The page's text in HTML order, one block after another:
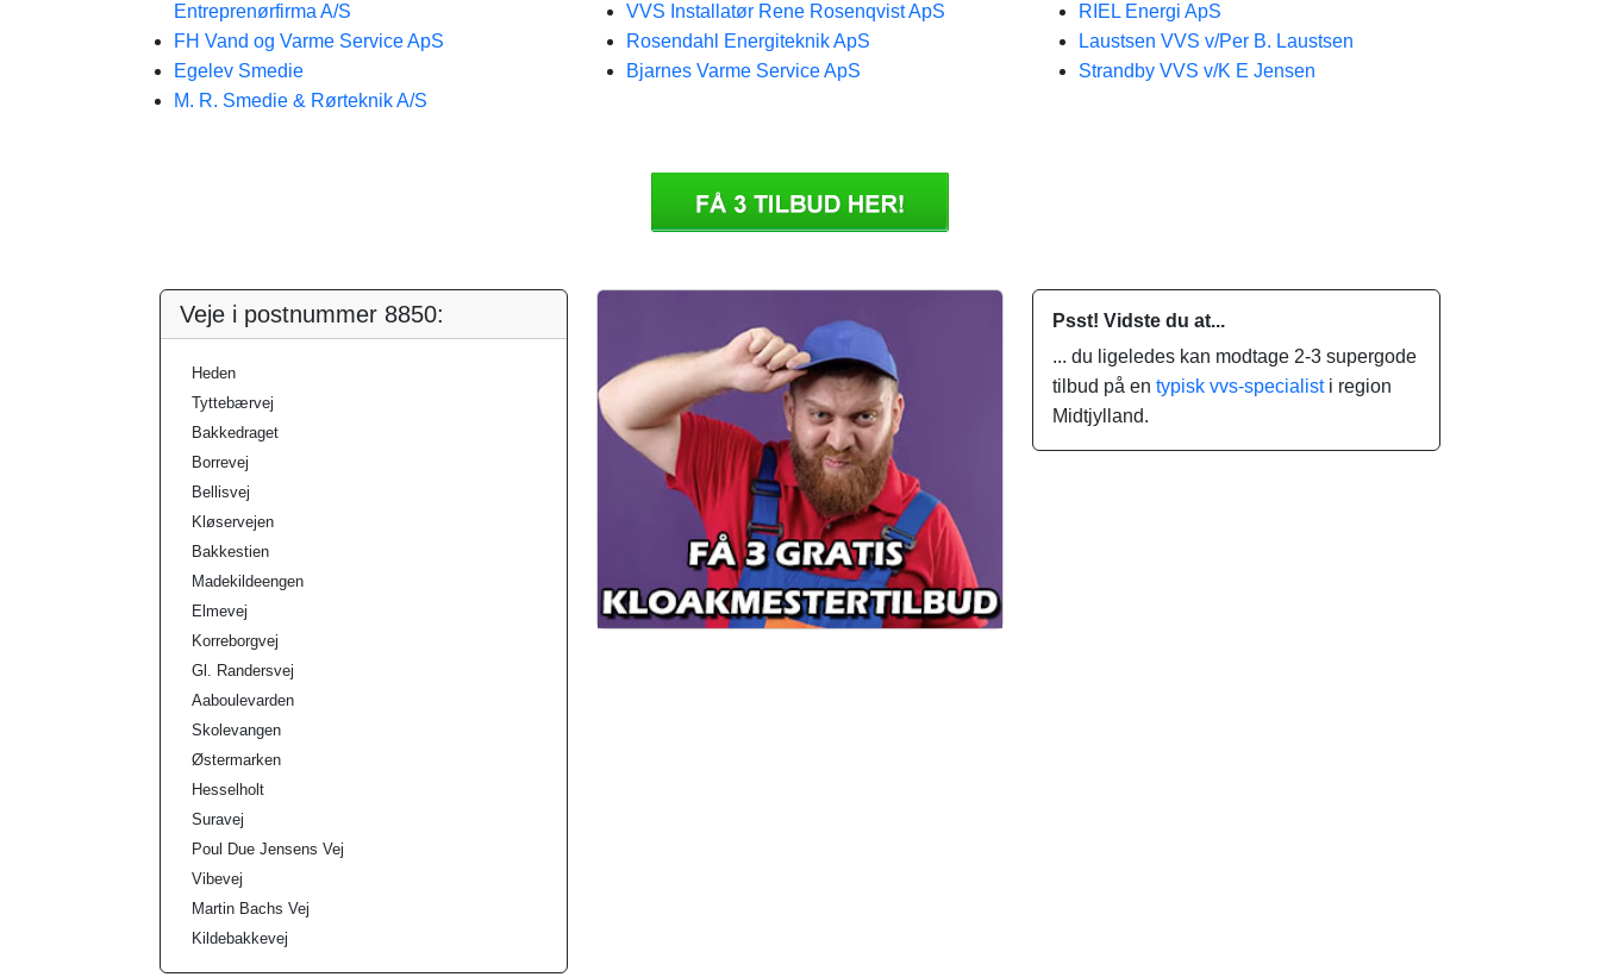
Entreprenørfirma A/S
FH Vand og Varme Service ApS
Egelev Smedie
M. R. Smedie & Rørteknik A/S
VVS Installatør Rene Rosenqvist ApS
Rosendahl Energiteknik ApS
Bjarnes Varme Service ApS
RIEL Energi ApS
Laustsen VVS v/Per B. Laustsen
Strandby VVS v/K E Jensen
Veje i postnummer 8850:
Heden
Tyttebærvej
Bakkedraget
Borrevej
Bellisvej
Kløservejen
Bakkestien
Madekildeengen
Elmevej
Korreborgvej
Gl. Randersvej
Aaboulevarden
Skolevangen
Østermarken
Hesselholt
Suravej
Poul Due Jensens Vej
Vibevej
Martin Bachs Vej
Kildebakkevej
Psst! Vidste du at...
... du ligeledes kan modtage 2-3 supergode
tilbud på entypisk vvs-specialisti region
Midtjylland.